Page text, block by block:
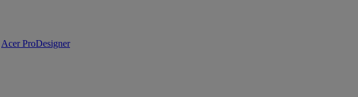
Acer ProDesigner